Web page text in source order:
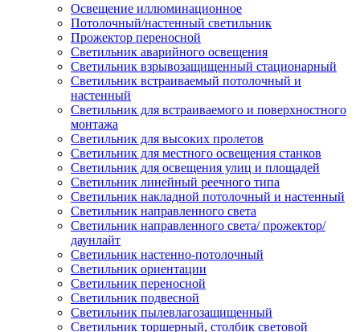
Освещение иллюминационное
Потолочный/настенный светильник
Прожектор переносной
Светильник аварийного освещения
Светильник взрывозащищенный стационарный
Светильник встраиваемый потолочный и
настенный
Светильник для встраиваемого и поверхностного
монтажа
Светильник для высоких пролетов
Светильник для местного освещения станков
Светильник для освещения улиц и площадей
Светильник линейный реечного типа
Светильник накладной потолочный и настенный
Светильник направленного света
Светильник направленного света/ прожектор/
даунлайт
Светильник настенно-потолочный
Светильник ориентации
Светильник переносной
Светильник подвесной
Светильник пылевлагозащищенный
Светильник торшерный, столбик световой